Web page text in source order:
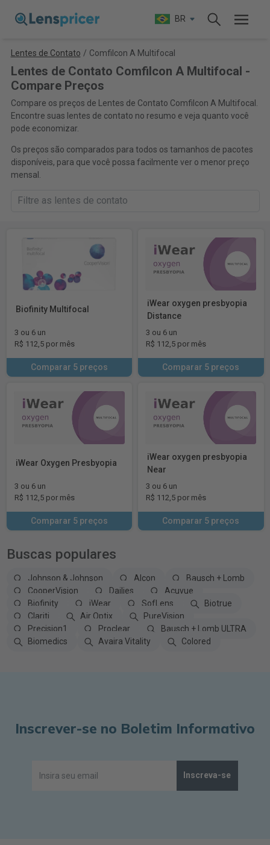
BR
Lentes de Contato / Comfilcon A Multifocal
Lentes de Contato Comfilcon A Multifocal -
Compare Preços
Compare os preços de Lentes de Contato Comfilcon A Multifocal.
Encontre suas lentes de contato no resumo e veja quanto você
pode economizar.
Os preços são comparados para todos os tamanhos de pacotes
disponíveis, para que você possa facilmente ver o menor preço
mensal.
Biofinity Multifocal
3 ou 6 un
R$ 112,5 por mês
Comparar 5 preços
iWear oxygen presbyopia
Distance
3 ou 6 un
R$ 112,5 por mês
Comparar 5 preços
iWear Oxygen Presbyopia
3 ou 6 un
R$ 112,5 por mês
Comparar 5 preços
iWear oxygen presbyopia
Near
3 ou 6 un
R$ 112,5 por mês
Comparar 5 preços
Buscas populares
Johnson & Johnson Alcon
Bausch + Lomb
CooperVision
Dailies
Acuvue
Biofinity
iWear SofLens
Biotrue
Clariti
Air Optix
PureVision
Precision1
Proclear
Bausch + Lomb ULTRA
Biomedics
Avaira Vitality Colored
Inscrever-se no Boletim Informativo
Inscreva-se